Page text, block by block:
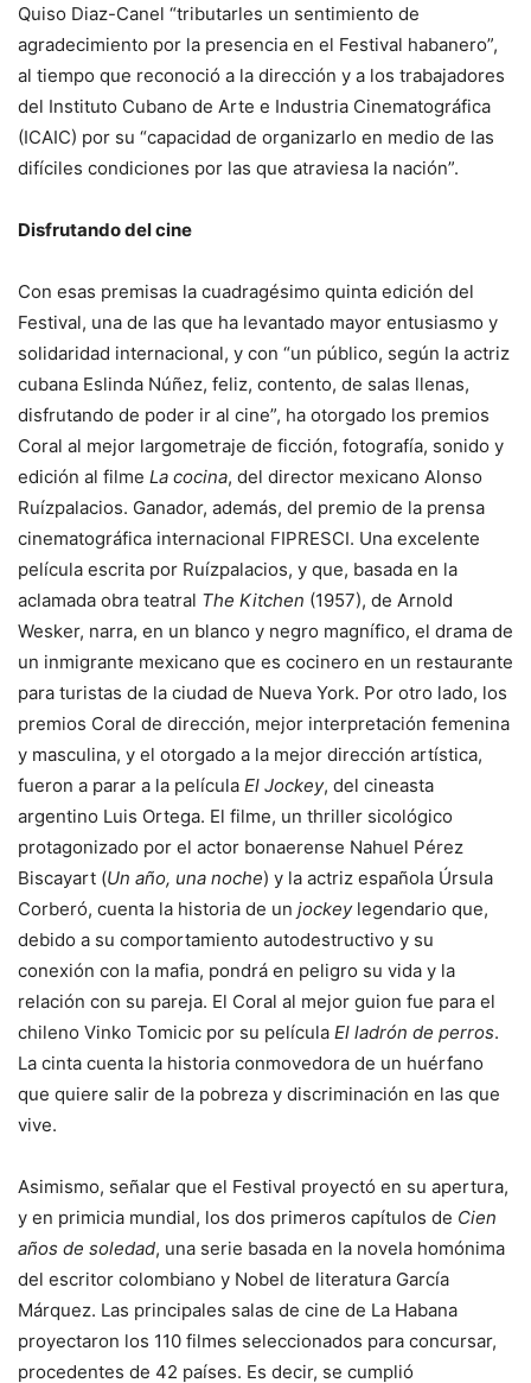
Quiso Diaz-Canel “tributarles un sentimiento de
agradecimiento por la presencia en el Festival habanero”,
al tiempo que reconoció a la dirección y a los trabajadores
del Instituto Cubano de Arte e Industria Cinematográfica
(ICAIC) por su “capacidad de organizarlo en medio de las
difíciles condiciones por las que atraviesa la nación”.
Disfrutando del cine
Con esas premisas la cuadragésimo quinta edición del
Festival, una de las que ha levantado mayor entusiasmo y
solidaridad internacional, y con “un público, según la actriz
cubana Eslinda Núñez, feliz, contento, de salas llenas,
disfrutando de poder ir al cine”, ha otorgado los premios
Coral al mejor largometraje de ficción, fotografía, sonido y
edición al filme La cocina, del director mexicano Alonso
Ruízpalacios. Ganador, además, del premio de la prensa
cinematográfica internacional FIPRESCI. Una excelente
película escrita por Ruízpalacios, y que, basada en la
aclamada obra teatral The Kitchen (1957), de Arnold
Wesker, narra, en un blanco y negro magnífico, el drama de
un inmigrante mexicano que es cocinero en un restaurante
para turistas de la ciudad de Nueva York. Por otro lado, los
premios Coral de dirección, mejor interpretación femenina
y masculina, y el otorgado a la mejor dirección artística,
fueron a parar a la película El Jockey, del cineasta
argentino Luis Ortega. El filme, un thriller sicológico
protagonizado por el actor bonaerense Nahuel Pérez
Biscayart (Un año, una noche) y la actriz española Úrsula
Corberó, cuenta la historia de un jockeylegendario que,
debido a su comportamiento autodestructivo y su
conexión con la mafia, pondrá en peligro su vida y la
relación con su pareja. El Coral al mejor guion fue para el
chileno Vinko Tomicic por su película El ladrón de perros.
La cinta cuenta la historia conmovedora de un huérfano
que quiere salir de la pobreza y discriminación en las que
vive.
Asimismo, señalar que el Festival proyectó en su apertura,
y en primicia mundial, los dos primeros capítulos de Cien
años de soledad, una serie basada en la novela homónima
del escritor colombiano y Nobel de literatura García
Márquez. Las principales salas de cine de La Habana
proyectaron los 110 filmes seleccionados para concursar,
procedentes de 42 países. Es decir, se cumplió